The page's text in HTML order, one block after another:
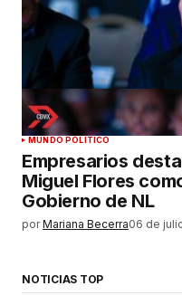
MUNDO POLÍTICO
Empresarios
Miguel Flores
Gobierno de NL
por Mariana Becerra06 de
NOTICIAS TOP